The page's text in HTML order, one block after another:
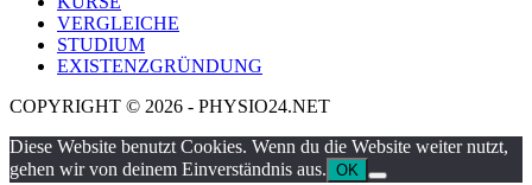
VERGLEICHE
STUDIUM
EXISTENZGRÜNDUNG
COPYRIGHT © 2026 - PHYSIO24.NET
Diese Website benutzt Cookies. Wenn du die Website weiter nutzt,
gehen wir von deinem Einverständnis aus. OK